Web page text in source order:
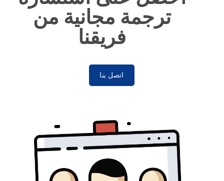
ترجمة مجانية من
فريقنا
اتصل بنا